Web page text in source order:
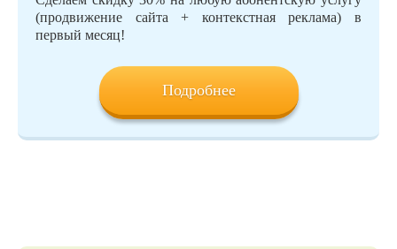
(продвижение сайта + контекстная реклама) в
первый месяц!
Подробнее